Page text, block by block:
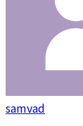
samvad